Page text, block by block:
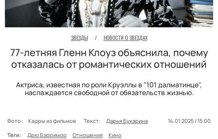
ЗВЕЗДЫ / НОВОСТИ О ЗВЕЗДАХ
77-летняя Гленн Клоуз объяснила, почему
отказалась от романтических отношений
Актриса, известная по роли Круэллы в "101 далматинце",
наслаждается свободной от обязательств жизнью.
Фото: Кадры из фильмов Текст: Дарья Бухарина
14.01.2025 / 15:00
Теги:
Дрю Бэрримор Отношения Кино